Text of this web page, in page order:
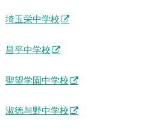
埼玉栄中学校
昌平中学校
聖望学園中学校
淑徳与野中学校